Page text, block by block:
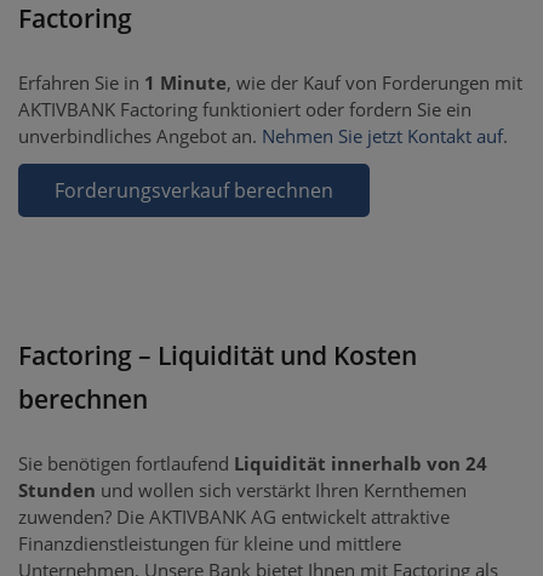
Factoring
Erfahren Sie in 1 Minute, wie der Kauf von Forderungen mit
AKTIVBANK Factoring funktioniert oder fordern Sie ein
unverbindliches Angebot an. Nehmen Sie jetzt Kontakt auf.
Forderungsverkauf berechnen
Factoring – Liquidität und Kosten
berechnen
Sie benötigen fortlaufend Liquidität innerhalb von 24
Stunden und wollen sich verstärkt Ihren Kernthemen
zuwenden? Die AKTIVBANK AG entwickelt attraktive
Finanzdienstleistungen für kleine und mittlere
Unternehmen. Unsere Bank bietet Ihnen mit Factoring als